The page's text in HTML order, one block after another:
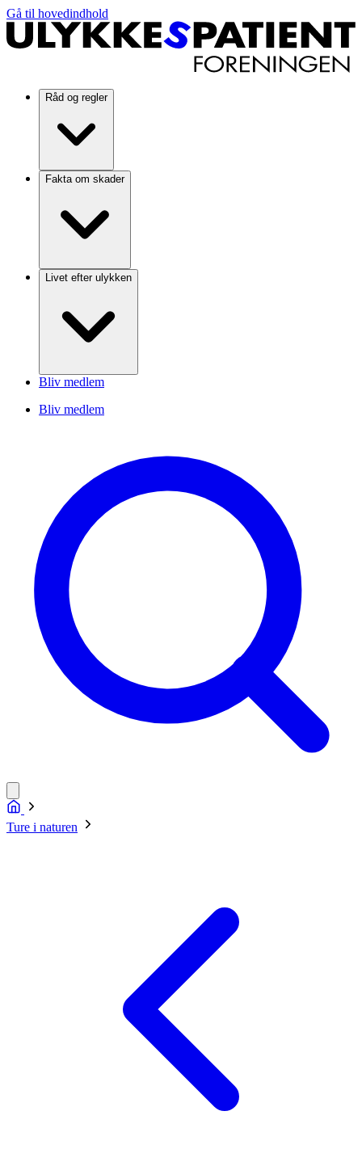
Gå til hovedindhold
Råd og regler
Fakta om skader
Livet efter ulykken
Bliv medlem
Bliv medlem
Ture i naturen